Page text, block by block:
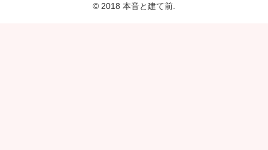
© 2018 本音と建て前.